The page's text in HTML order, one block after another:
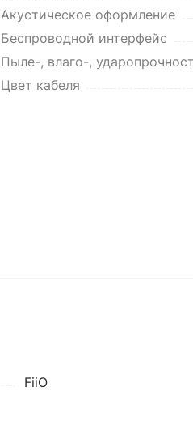
Акустическое оформление
Беспроводной интерфейс
Пыле-, влаго-,
Цвет кабеля
FiiO